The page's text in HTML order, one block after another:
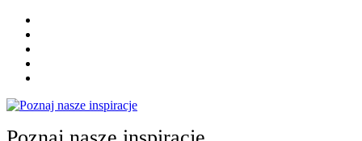
Skip
content